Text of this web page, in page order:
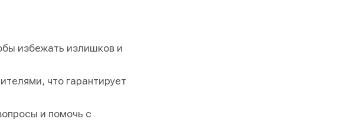
избежать излишков и
что гарантирует
и помочь с